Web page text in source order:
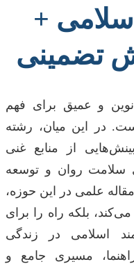
+
تضمینی
نوین و عمیق برای فهم
در این میان، رشته
از منابع غنی
سلامت روان و توسعه
علمی در این حوزه،
بلکه راه را برای
اسلامی در زندگی
مسیری جامع و